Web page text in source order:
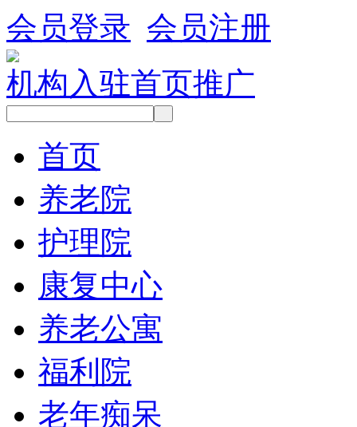
会员登录 会员注册
机构入驻首页推广
首页
养老院
护理院
康复中心
养老公寓
福利院
老年痴呆